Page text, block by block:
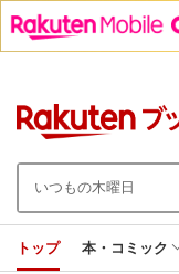
トップ 本・コミック